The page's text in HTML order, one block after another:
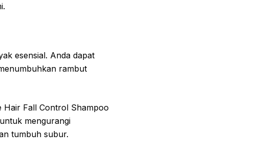
esensial. Anda dapat
rambut
Hair Fall Control Shampoo
mengurangi
tumbuh subur.